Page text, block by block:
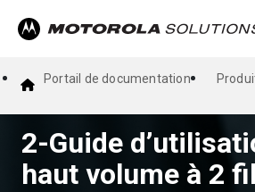
Portail de documentation
2-Guide
haut volume à 2